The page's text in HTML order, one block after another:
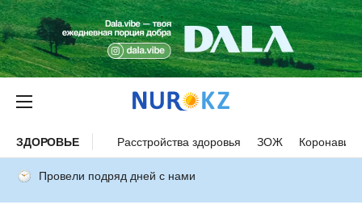
ЗДОРОВЬЕ Расстройства здоровья ЗОЖ
Провели подряд дней с нами